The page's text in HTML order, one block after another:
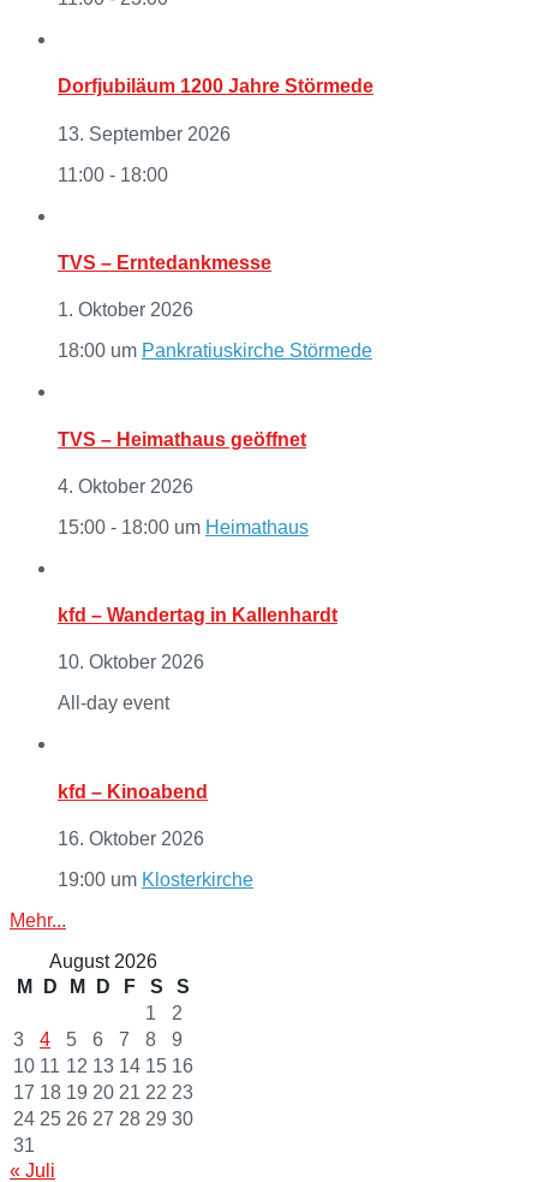
Dorfjubiläum 1200 Jahre Störmede
13. September 2026
11:00 - 18:00
TVS – Erntedankmesse
1. Oktober 2026
18:00 um Pankratiuskirche Störmede
TVS – Heimathaus geöffnet
4. Oktober 2026
15:00 - 18:00 um Heimathaus
kfd – Wandertag in Kallenhardt
10. Oktober 2026
All-day event
kfd – Kinoabend
16. Oktober 2026
19:00 um Klosterkirche
Mehr...
August 2026
M
D M D F S
S
1
2
3
4 5 6 7 8
9
10 11 12 13 14 15 16
17 18 19 20 21 22 23
24 25 26 27 28 29 30
31
« Juli